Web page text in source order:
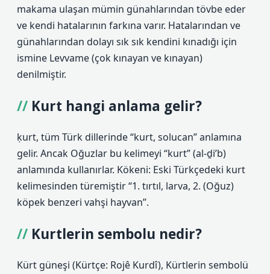
makama ulaşan mümin günahlarından tövbe eder
ve kendi hatalarının farkına varır. Hatalarından ve
günahlarından dolayı sık sık kendini kınadığı için
ismine Levvame (çok kınayan ve kınayan)
denilmiştir.
Kurt hangi anlama gelir?
ḳurt, tüm Türk dillerinde “kurt, solucan” anlamına
gelir. Ancak Oğuzlar bu kelimeyi “kurt” (al-ḏi’b)
anlamında kullanırlar. Kökeni: Eski Türkçedeki kurt
kelimesinden türemiştir “1. tırtıl, larva, 2. (Oğuz)
köpek benzeri vahşi hayvan”.
Kurtlerin sembolu nedir?
Kürt güneşi (Kürtçe: Rojê Kurdî), Kürtlerin sembolü